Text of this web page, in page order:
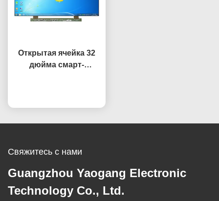
Открытая ячейка 32
дюйма смарт-
Свяжитесь с нами
Guangzhou Yaogang Electronic
Technology Co., Ltd.